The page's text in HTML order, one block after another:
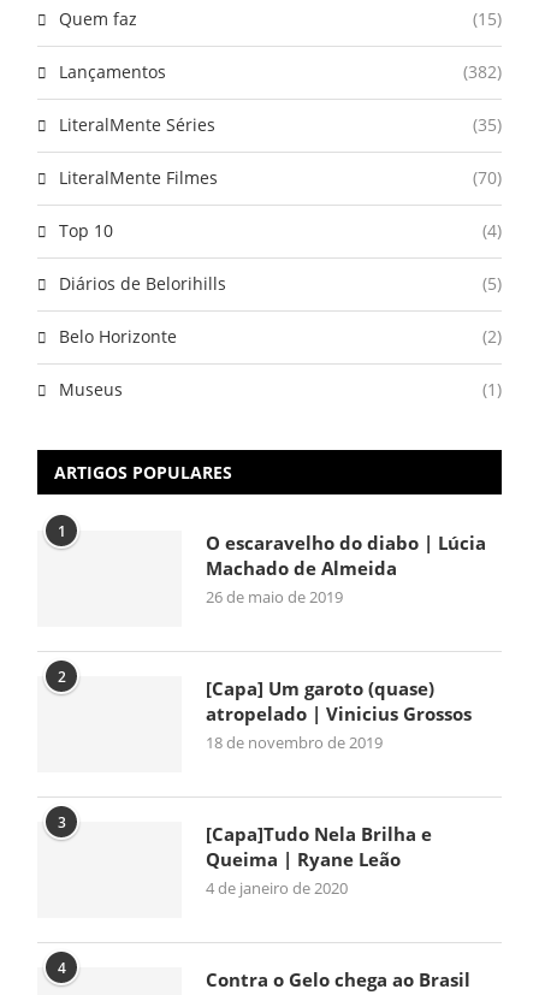
Quem faz (15)
Lançamentos (382)
LiteralMente Séries (35)
LiteralMente Filmes (70)
Top 10 (4)
Diários de Belorihills (5)
Belo Horizonte (2)
Museus (1)
ARTIGOS POPULARES
1
O escaravelho do diabo | Lúcia
Machado de Almeida
26 de maio de 2019
2
[Capa] Um garoto (quase)
atropelado | Vinicius Grossos
18 de novembro de 2019
3
[Capa]Tudo Nela Brilha e
Queima | Ryane Leão
4 de janeiro de 2020
4 Contra o Gelo chega ao Brasil